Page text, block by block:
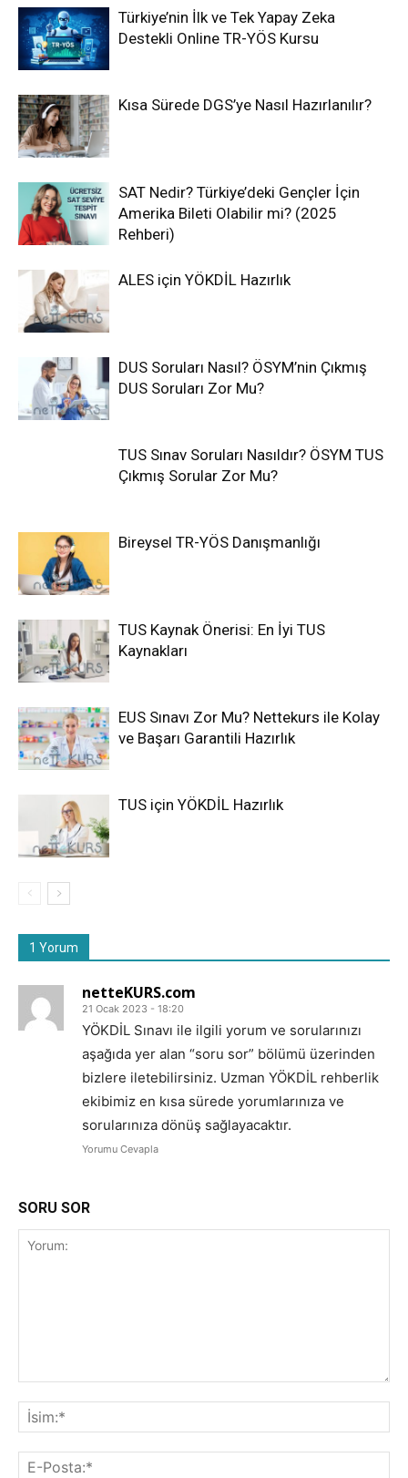
Türkiye’nin İlk ve Tek Yapay Zeka
Destekli Online TR-YÖS Kursu
Kısa Sürede DGS’ye Nasıl Hazırlanılır?
SAT Nedir? Türkiye’deki Gençler İçin
Amerika Bileti Olabilir mi? (2025
Rehberi)
ALES için YÖKDİL Hazırlık
DUS Soruları Nasıl? ÖSYM’nin Çıkmış
DUS Soruları Zor Mu?
TUS Sınav Soruları Nasıldır? ÖSYM TUS
Çıkmış Sorular Zor Mu?
Bireysel TR-YÖS Danışmanlığı
TUS Kaynak Önerisi: En İyi TUS
Kaynakları
EUS Sınavı Zor Mu? Nettekurs ile Kolay
ve Başarı Garantili Hazırlık
TUS için YÖKDİL Hazırlık
1 Yorum
netteKURS.com
21 Ocak 2023 - 18:20
YÖKDİL Sınavı ile ilgili yorum ve sorularınızı
aşağıda yer alan “soru sor” bölümü üzerinden
bizlere iletebilirsiniz. Uzman YÖKDİL rehberlik
ekibimiz en kısa sürede yorumlarınıza ve
sorularınıza dönüş sağlayacaktır.
Yorumu Cevapla
SORU SOR